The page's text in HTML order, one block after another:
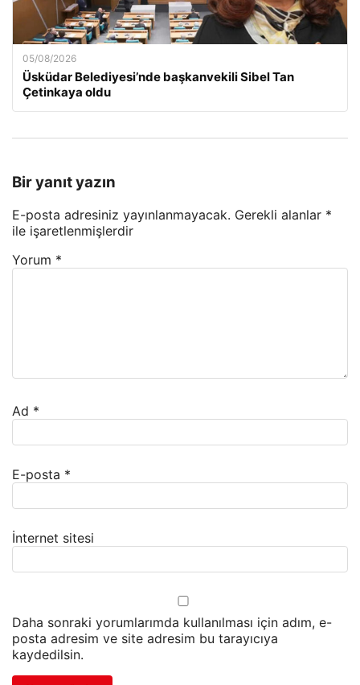
05/08/2026
Üsküdar Belediyesi’nde başkanvekili Sibel Tan
Çetinkaya oldu
Bir yanıt yazın
E-posta adresiniz yayınlanmayacak. Gerekli alanlar *
ile işaretlenmişlerdir
Yorum *
Ad *
E-posta *
İnternet sitesi
Daha sonraki yorumlarımda kullanılması için adım, e-
posta adresim ve site adresim bu tarayıcıya
kaydedilsin.